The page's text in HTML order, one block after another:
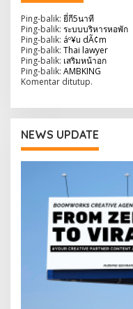
s
i
p
o
s
Ping-balik: ยี่กี5นาที
Ping-balik: ระบบบริหารหอพัก
Ping-balik: áº¥u dÃ¢m
Ping-balik: Thai lawyer
Ping-balik: เสริมหน้าอก
Ping-balik: AMBKING
Komentar ditutup.
NEWS UPDATE